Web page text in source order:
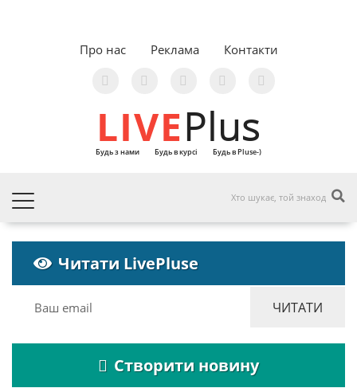
Про нас Реклама Контакти
LIVEPlus
Будь з нами Будь в курсі Будь в Pluse-)
Читати LivePluse
Створити новину